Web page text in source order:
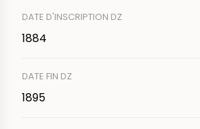
DATE D'INSCRIPTION DZ
1884
DATE FIN DZ
1895